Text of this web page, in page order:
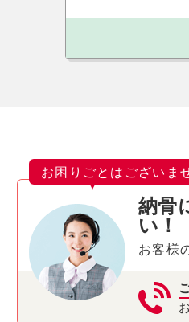
お困りごとはございま
納骨
い！
お客様